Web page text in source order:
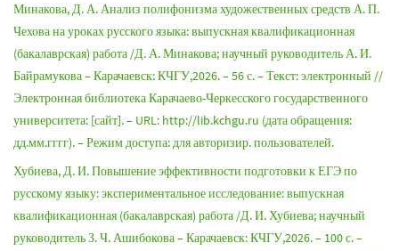
Минакова, Д. А. Анализ полифонизма художественных средств А. П.
Чехова на уроках русского языка: выпускная квалификационная
(бакалаврская) работа /Д. А. Минакова; научный руководитель А. И.
Байрамукова – Карачаевск: КЧГУ,2026. – 56 с. – Текст: электронный //
Электронная библиотека Карачаево-Черкесского государственного
университета: [сайт]. – URL: http://lib.kchgu.ru (дата обращения:
дд.мм.гггг). – Режим доступа: для авторизир. пользователей.
Хубиева, Д. И. Повышение эффективности подготовки к ЕГЭ по
русскому языку: экспериментальное исследование: выпускная
квалификационная (бакалаврская) работа /Д. И. Хубиева; научный
руководитель З. Ч. Ашибокова – Карачаевск: КЧГУ,2026. – 100 с. –